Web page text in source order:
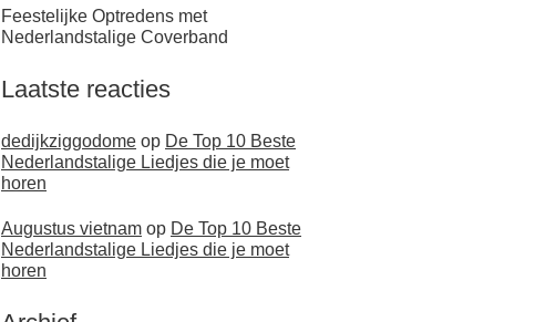
Feestelijke Optredens met
Nederlandstalige Coverband
Laatste reacties
dedijkziggodome op De Top 10 Beste
Nederlandstalige Liedjes die je moet
horen
Augustus vietnam op De Top 10 Beste
Nederlandstalige Liedjes die je moet
horen